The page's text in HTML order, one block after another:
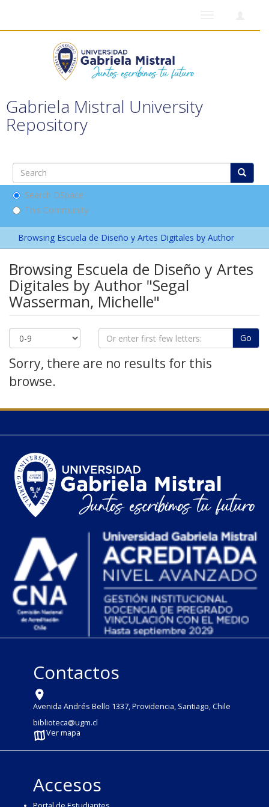
Gabriela Mistral University
Repository
Search DSpace
This Community
Browsing Escuela de Diseño y Artes Digitales by Author
Browsing Escuela de Diseño y Artes
Digitales by Author "Segal
Wasserman, Michelle"
Go
Sorry, there are no results for this
browse.
Contactos
Avenida Andrés Bello 1337, Providencia, Santiago, Chile
biblioteca@ugm.cl
Ver mapa
Accesos